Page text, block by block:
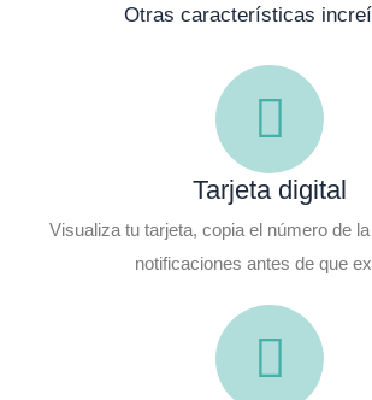
Otras características
Tarjeta digital
Visualiza tu tarjeta, copia el número de
notificaciones antes de que